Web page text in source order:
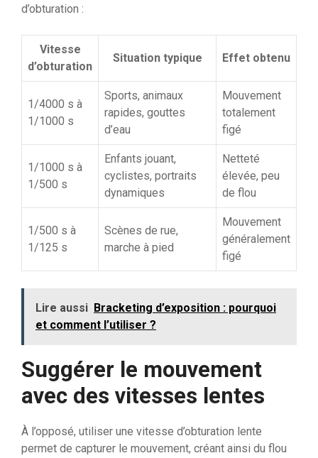
d’obturation :
Vitesse
d’obturation
Situation typique Effet obtenu
1/4000 s à
1/1000 s
Sports, animaux
rapides, gouttes
d’eau
Mouvement
totalement
figé
1/1000 s à
1/500 s
Enfants jouant,
cyclistes, portraits
dynamiques
Netteté
élevée, peu
de flou
1/500 s à
1/125 s
Scènes de rue,
marche à pied
Mouvement
généralement
figé
Lire aussi Bracketing d’exposition : pourquoi
et comment l’utiliser ?
Suggérer le mouvement
avec des vitesses lentes
À l’opposé, utiliser une vitesse d’obturation lente
permet de capturer le mouvement, créant ainsi du flou